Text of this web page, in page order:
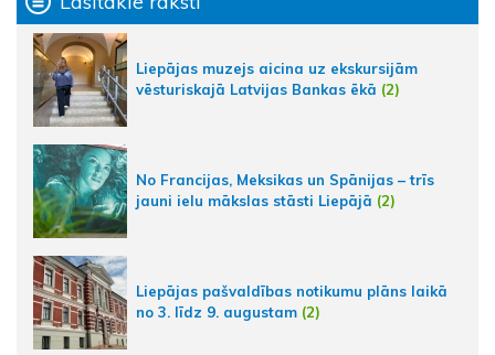
Liepājas muzejs aicina uz ekskursijām
vēsturiskajā Latvijas Bankas ēkā (2)
No Francijas, Meksikas un Spānijas – trīs
jauni ielu mākslas stāsti Liepājā (2)
Liepājas pašvaldības notikumu plāns laikā
no 3. līdz 9. augustam (2)